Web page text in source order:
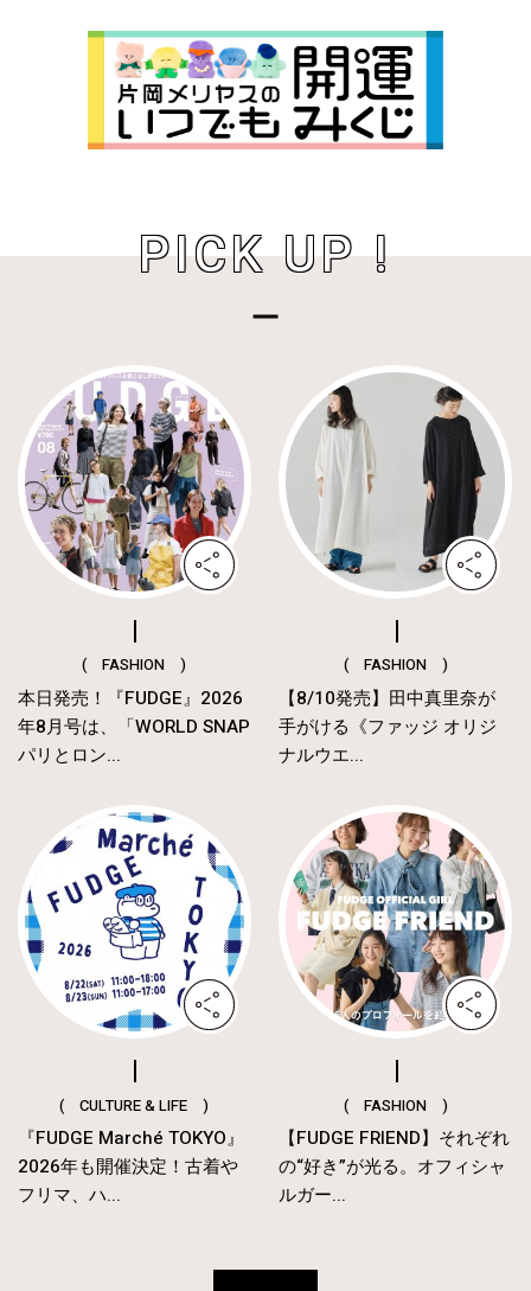
PICK UP !
( FASHION )
本日発売！『FUDGE』2026
年8月号は、「WORLD SNAP
パリとロン...
( FASHION )
【8/10発売】田中真里奈が
手がける《ファッジ オリジ
ナルウエ...
( CULTURE & LIFE )
『FUDGE Marché TOKYO』
2026年も開催決定！古着や
フリマ、ハ...
( FASHION )
【FUDGE FRIEND】それぞれ
の“好き”が光る。オフィシャ
ルガー...